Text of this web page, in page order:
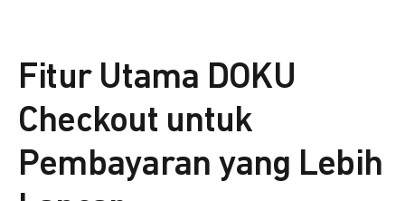
Fitur Utama DOKU
Checkout untuk
Pembayaran yang Lebih